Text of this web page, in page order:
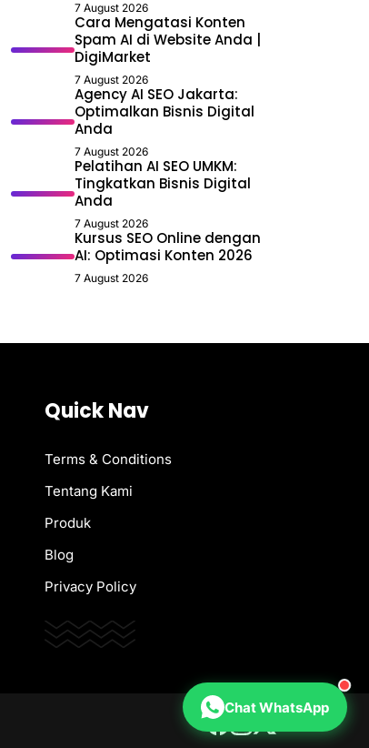
7 August 2026
Cara Mengatasi Konten
Spam AI di Website Anda |
DigiMarket
7 August 2026
Agency AI SEO Jakarta:
Optimalkan Bisnis Digital
Anda
7 August 2026
Pelatihan AI SEO UMKM:
Tingkatkan Bisnis Digital
Anda
7 August 2026
Kursus SEO Online dengan
AI: Optimasi Konten 2026
7 August 2026
Quick Nav
Terms & Conditions
Tentang Kami
Produk
Blog
Privacy Policy
Chat WhatsApp